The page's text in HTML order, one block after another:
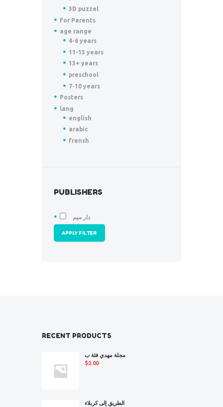
3D puzzel
For Parents
age range
4-6 years
11-13 years
13+ years
preschool
7-10 years
Posters
lang
english
arabic
frensh
PUBLISHERS
دار ميم
APPLY FILTER
RECENT PRODUCTS
مجلة مهدي فئة ب
$2.00
الطريق إلى كربلاء